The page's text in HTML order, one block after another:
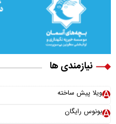
نیازمندی ها
ویلا پیش ساخته
بونوس رایگان